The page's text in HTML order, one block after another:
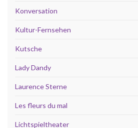
Konversation
Kultur-Fernsehen
Kutsche
Lady Dandy
Laurence Sterne
Les fleurs du mal
Lichtspieltheater